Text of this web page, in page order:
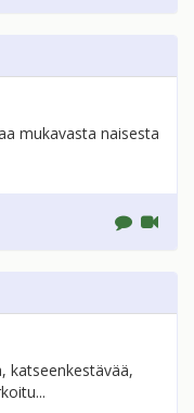
mukavasta naisesta
katseenkestävää,